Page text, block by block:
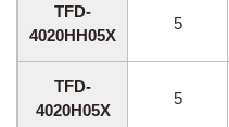
TFD-
4020HH05X
5
TFD-
4020H05X
5